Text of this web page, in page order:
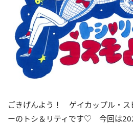
ごきげんよう！ ゲイカップル・ス
ーのトシ＆リティです♡ 今回は